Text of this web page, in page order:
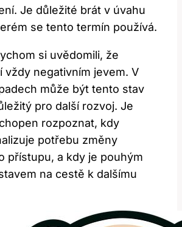
Je důležité brát v úvahu
se tento termín používá.
si uvědomili, že‌
vždy negativním jevem. V
může být tento stav
pro další rozvoj. Je
rozpoznat, kdy
potřebu změny
přístupu, ⁢a kdy je pouhým
na cestě k dalšímu